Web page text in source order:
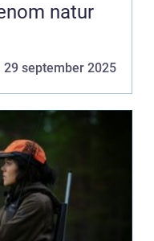
natur
29 september 2025